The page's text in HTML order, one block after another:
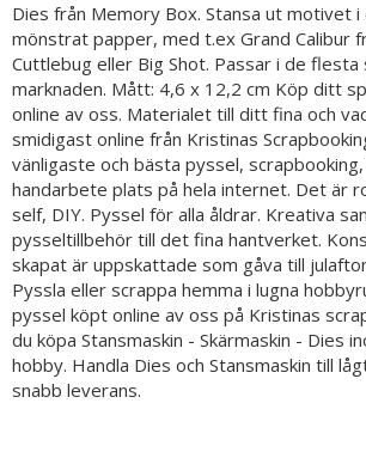
Dies från Memory Box. Stansa ut motivet
mönstrat papper, med t.ex Grand Calibur
Cuttlebug eller Big Shot. Passar i de flesta
marknaden. Mått: 4,6 x 12,2 cm Köp ditt
online av oss. Materialet till ditt fina och
smidigast online från Kristinas
vänligaste och bästa pyssel,
handarbete plats på hela internet. Det är
self, DIY. Pyssel för alla åldrar. Kreativa
pysseltillbehör till det fina hantverket.
skapat är uppskattade som gåva till
Pyssla eller scrappa hemma i lugna
pyssel köpt online av oss på Kristinas
du köpa Stansmaskin - Skärmaskin - Dies
hobby. Handla Dies och Stansmaskin till
snabb leverans.